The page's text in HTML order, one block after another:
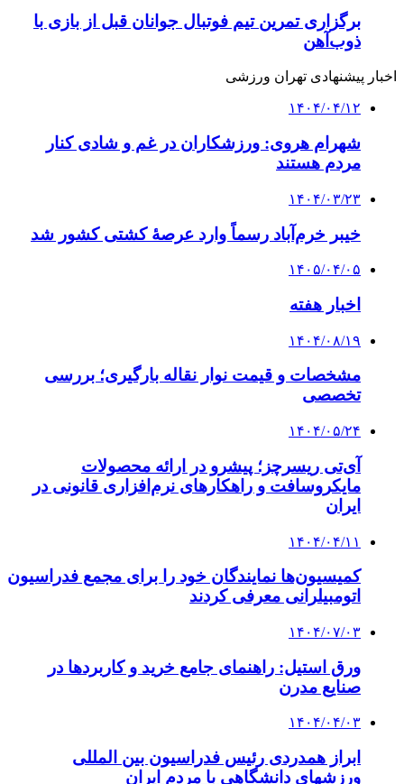
برگزاری تمرین تیم فوتبال جوانان قبل از بازی با
ذوب‌آهن
اخبار پیشنهادی تهران ورزشی
۱۴۰۴/۰۴/۱۲
شهرام هروی: ورزشکاران در غم و شادی کنار
مردم هستند
۱۴۰۴/۰۳/۲۳
خیبر خرم‌آباد رسماً وارد عرصهٔ کشتی کشور شد
۱۴۰۵/۰۴/۰۵
اخبار هفته
۱۴۰۴/۰۸/۱۹
مشخصات و قیمت نوار نقاله بارگیری؛ بررسی
تخصصی
۱۴۰۴/۰۵/۲۴
آی‌تی ریسرچز؛ پیشرو در ارائه محصولات
مایکروسافت و راهکارهای نرم‌افزاری قانونی در
ایران
۱۴۰۴/۰۴/۱۱
کمیسیون‌ها نمایندگان خود را برای مجمع فدراسیون
اتومبیلرانی معرفی کردند
۱۴۰۴/۰۷/۰۳
ورق استیل: راهنمای جامع خرید و کاربردها در
صنایع مدرن
۱۴۰۴/۰۴/۰۳
ابراز همدردی رئیس فدراسیون بین المللی
ورزشهای دانشگاهی با مردم ایران